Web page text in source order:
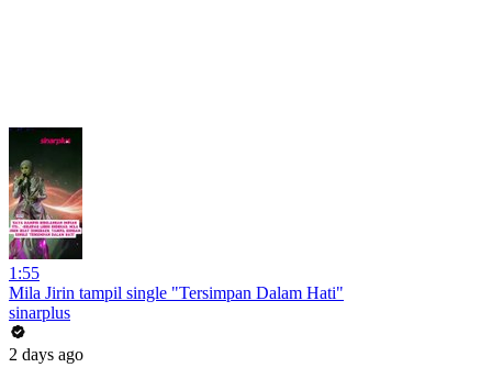
1:55
Mila Jirin tampil single "Tersimpan Dalam Hati"
sinarplus
2 days ago